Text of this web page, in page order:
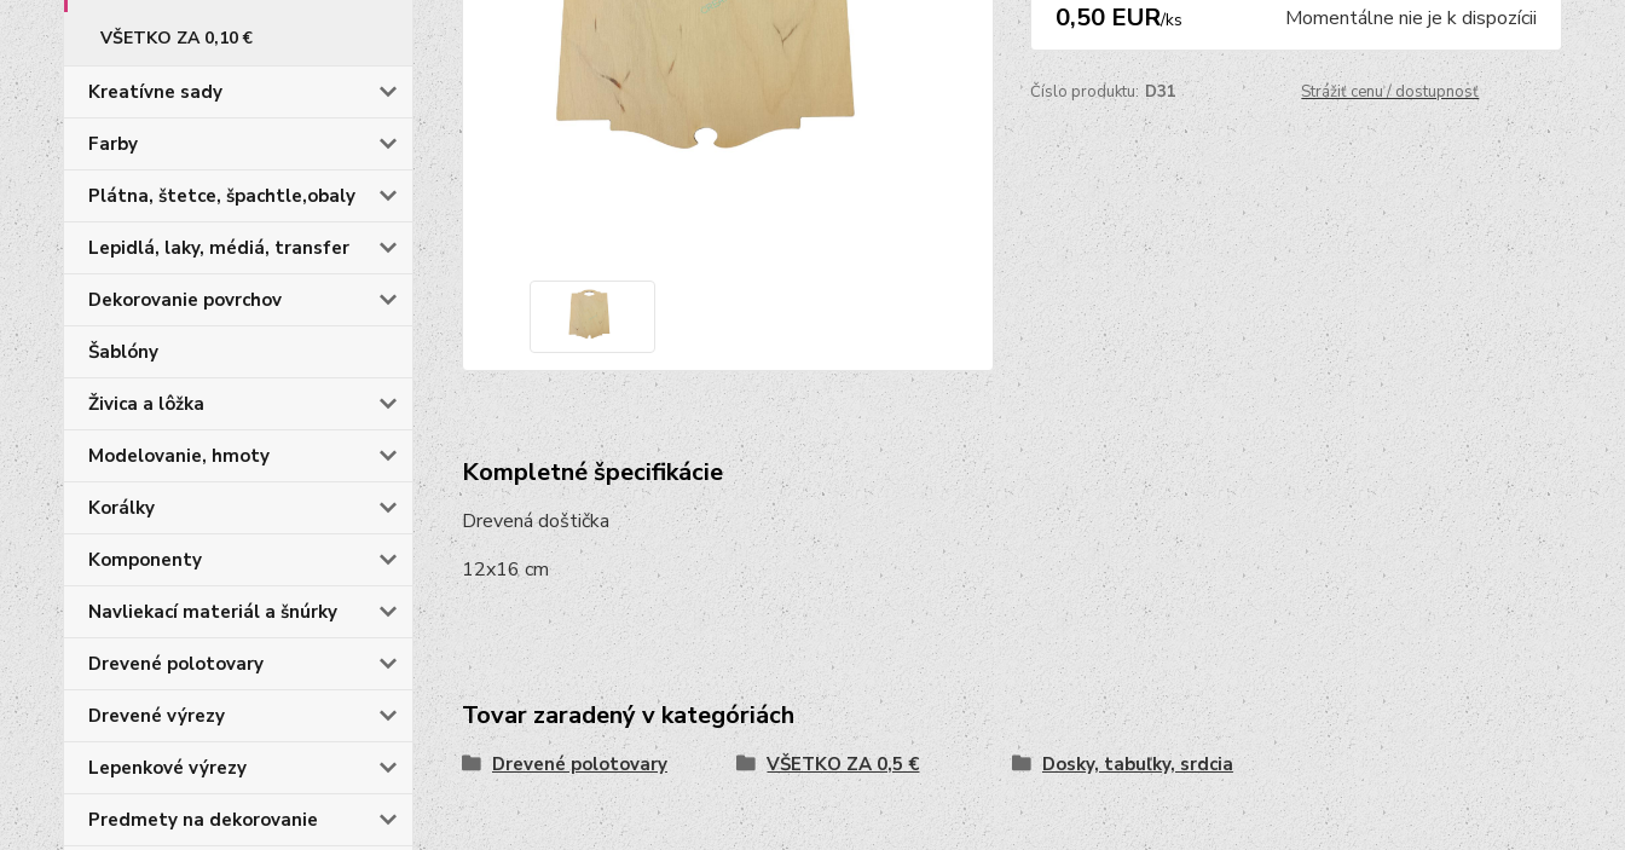
VŠETKO ZA 0,10 €
Kreatívne sady
Farby
Plátna, štetce, špachtle,obaly
Lepidlá, laky, médiá, transfer
Dekorovanie povrchov
Šablóny
Živica a lôžka
Modelovanie, hmoty
Korálky
Komponenty
Navliekací materiál a šnúrky
Drevené polotovary
Drevené výrezy
Lepenkové výrezy
Predmety na dekorovanie
0,50 EUR/ks Momentálne nie je k dispozícii
Číslo produktu: D31 Strážiť cenu / dostupnosť
Kompletné špecifikácie
Drevená doštička
12x16 cm
Tovar zaradený v kategóriách
Drevené polotovary VŠETKO ZA 0,5 € Dosky, tabuľky, srdcia